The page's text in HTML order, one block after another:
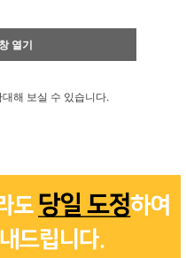
열기
해 보실 수 있습니다.